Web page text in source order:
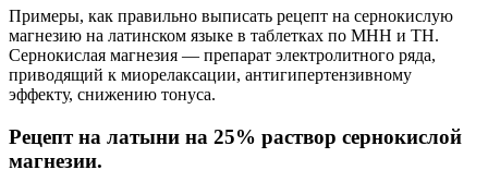
Примеры, как правильно выписать рецепт на сернокислую
магнезию на латинском языке в таблетках по МНН и ТН.
Сернокислая магнезия — препарат электролитного ряда,
приводящий к миорелаксации, антигипертензивному
эффекту, снижению тонуса.
Рецепт на латыни на 25% раствор сернокислой
магнезии.